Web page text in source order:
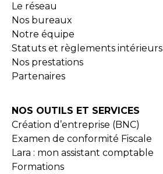
Le réseau
Nos bureaux
Notre équipe
Statuts et règlements intérieurs
Nos prestations
Partenaires
NOS OUTILS ET SERVICES
Création d’entreprise (BNC)
Examen de conformité Fiscale
Lara : mon assistant comptable
Formations